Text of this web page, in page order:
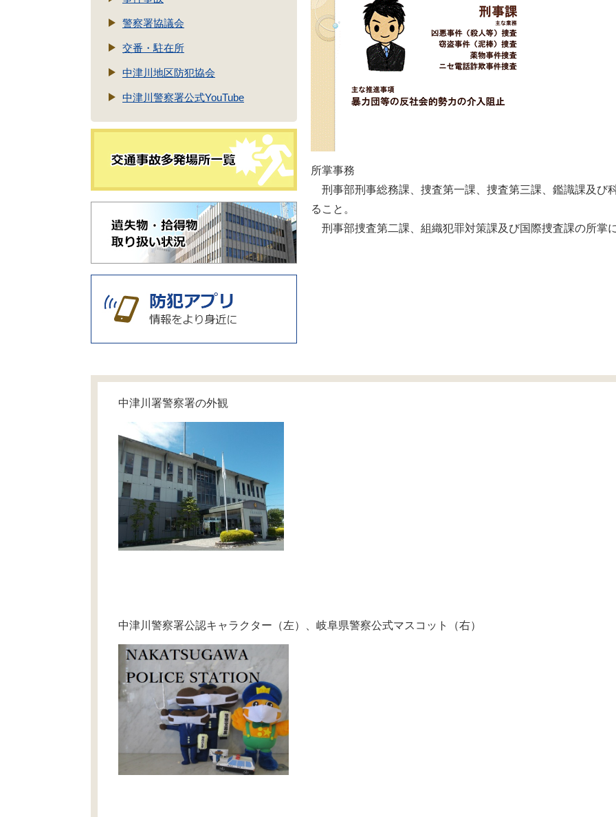
所掌事務
刑事部刑事総務課、捜査第一課、捜査第三課、鑑識課及び
ること。
刑事部捜査第二課、組織犯罪対策課及び国際捜査課の所掌
警察署協議会
交番・駐在所
中津川地区防犯協会
中津川警察署公式YouTube
中津川署警察署の外観
中津川警察署公認キャラクター（左）、岐阜県警察公式マスコット（右）